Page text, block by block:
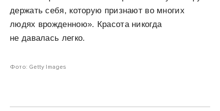
держать себя, которую признают во многих
людях врожденною». Красота никогда
не давалась легко.
Фото: Getty Images